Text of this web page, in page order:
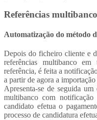
Referências
Automatização do método
Depois do ficheiro cliente e
referências multibanco
referência, é feita a
a partir de agora a
Apresenta-se de seguida
multibanco com
candidato efetua o
processo de candidatura